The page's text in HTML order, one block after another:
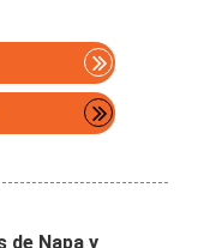
de Napa y